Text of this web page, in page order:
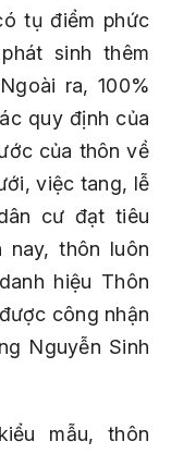
tụ điểm phức
sinh thêm
ra, 100%
quy định của
của thôn về
việc tang, lễ
cư đạt tiêu
nay, thôn luôn
hiệu Thôn
công nhận
Nguyễn Sinh
mẫu, thôn